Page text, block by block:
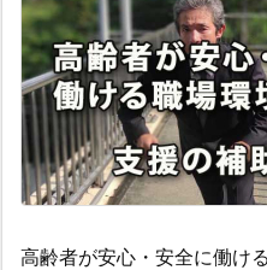
高齢者が安心・安全に働け